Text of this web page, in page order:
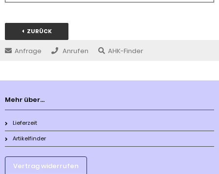
ZURÜCK
Anfrage Anrufen AHK-Finder
Mehr über...
Lieferzeit
Artikelfinder
Vertrag widerrufen